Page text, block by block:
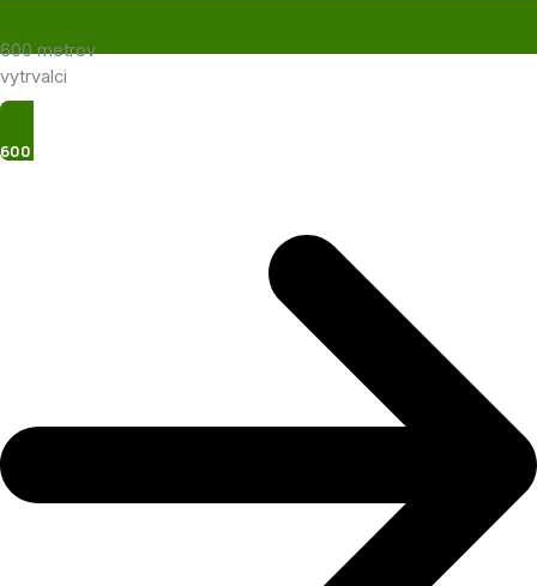
600 metrov
vytrvalci
600 Metrov